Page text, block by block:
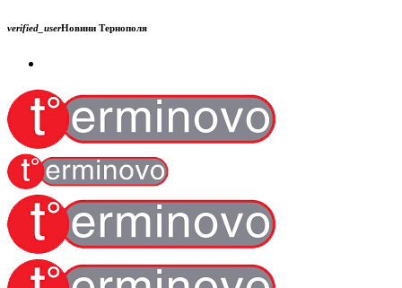
verified_userНовини Тернополя